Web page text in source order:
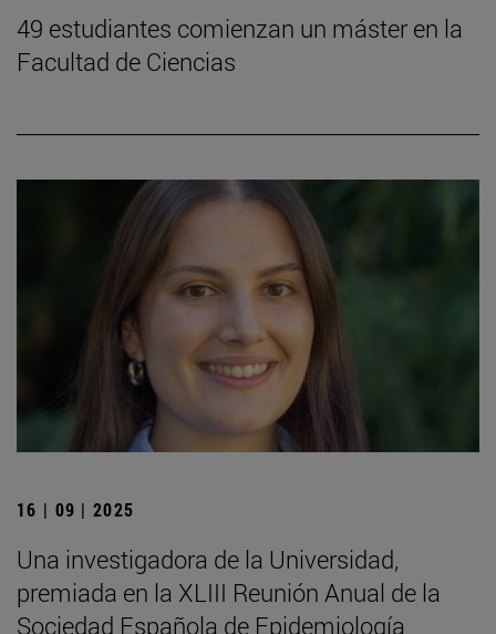
49 estudiantes comienzan un máster en la
Facultad de Ciencias
16 | 09 | 2025
Una investigadora de la Universidad,
premiada en la XLIII Reunión Anual de la
Sociedad Española de Epidemiología